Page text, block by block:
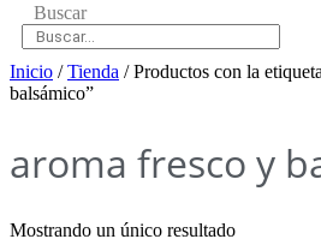
Buscar
Inicio /Tienda / Productos con la
balsámico”
aroma fresco y
Mostrando un único resultado